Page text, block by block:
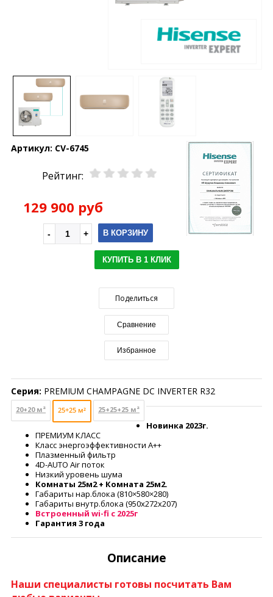
Артикул: CV-6745
Рейтинг:
129 900 руб
В КОРЗИНУ
КУПИТЬ В 1 КЛИК
Поделиться
Сравнение
Избранное
Серия: PREMIUM CHAMPAGNE DC INVERTER R32
20+20 м² 25+25 м² 25+25+25 м²
Новинка 2023г.
ПРЕМИУМ КЛАСС
Класс энергоэффективности А++
Плазменный фильтр
4D-AUTO Air поток
Низкий уровень шума
Комнаты 25м2 + Комната 25м2.
Габариты нар.блока (810×580×280)
Габариты внутр.блока (950x272x207)
Встроенный wi-fi c 2025г
Гарантия 3 года
Описание
Наши специалисты готовы посчитать Вам